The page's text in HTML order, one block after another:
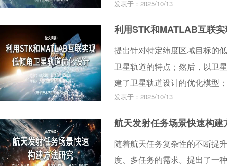
式。系统软件的核心架构实现
生成测试报告，支撑掩星探测
掩星探测载荷智能自动化测试
准流程，推动掩星探测载荷技
发表于：2025/10/13
利用STK和MATLAB互联
提出针对特定纬度区域目标的
卫星轨道的特点；然后，以卫
建了卫星轨道设计的优化模型
充分利用STK的覆盖分析能力
较高的求解效率，为卫星轨道
发表于：2025/10/13
航天发射任务场景快速构建
随着航天任务复杂性的不断提
度、多任务的需求。提出了一